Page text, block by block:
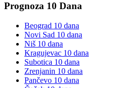
Prognoza 10 Dana
Beograd 10 dana
Novi Sad 10 dana
Niš 10 dana
Kragujevac 10 dana
Subotica 10 dana
Zrenjanin 10 dana
Pančevo 10 dana